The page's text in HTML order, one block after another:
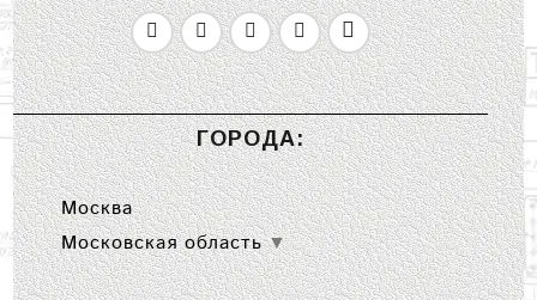
ГОРОДА:
Москва
Московская область ▼